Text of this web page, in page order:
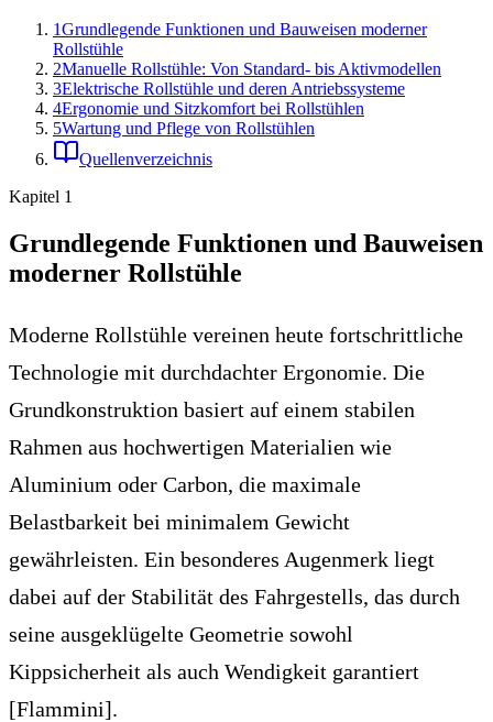
1Grundlegende Funktionen und Bauweisen moderner
Rollstühle
2Manuelle Rollstühle: Von Standard- bis Aktivmodellen
3Elektrische Rollstühle und deren Antriebssysteme
4Ergonomie und Sitzkomfort bei Rollstühlen
5Wartung und Pflege von Rollstühlen
Quellenverzeichnis
Kapitel 1
Grundlegende Funktionen und Bauweisen
moderner Rollstühle
Moderne Rollstühle vereinen heute fortschrittliche
Technologie mit durchdachter Ergonomie. Die
Grundkonstruktion basiert auf einem stabilen
Rahmen aus hochwertigen Materialien wie
Aluminium oder Carbon, die maximale
Belastbarkeit bei minimalem Gewicht
gewährleisten. Ein besonderes Augenmerk liegt
dabei auf der Stabilität des Fahrgestells, das durch
seine ausgeklügelte Geometrie sowohl
Kippsicherheit als auch Wendigkeit garantiert
[Flammini].